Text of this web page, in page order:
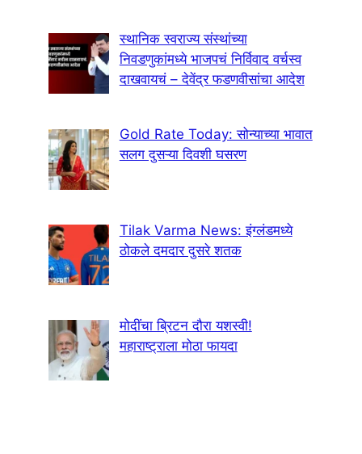
स्थानिक स्वराज्य संस्थांच्या
निवडणुकांमध्ये भाजपचं निर्विवाद वर्चस्व
दाखवायचं – देवेंद्र फडणवीसांचा आदेश
Gold Rate Today: सोन्याच्या भावात
सलग दुसऱ्या दिवशी घसरण
Tilak Varma News: इंग्लंडमध्ये
ठोकले दमदार दुसरे शतक
मोदींचा ब्रिटन दौरा यशस्वी!
महाराष्ट्राला मोठा फायदा